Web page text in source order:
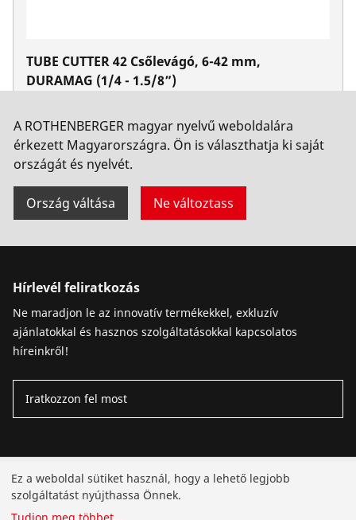
TUBE CUTTER 42 Csőlevágó, 6-42 mm,
DURAMAG (1/4 - 1.5/8”)
A ROTHENBERGER magyar nyelvű weboldalára
érkezett Magyarországra. Ön is választhatja ki saját
országát és nyelvét.
Ország váltása Ne változtass
Hírlevél feliratkozás
Ne maradjon le az innovatív termékekkel, exkluzív
ajánlatokkal és hasznos szolgáltatásokkal kapcsolatos
híreinkről!
Iratkozzon fel most
Termékek
Telepítés
Ez a weboldal sütiket használ, hogy a lehető legjobb
szolgáltatást nyújthassa Önnek.